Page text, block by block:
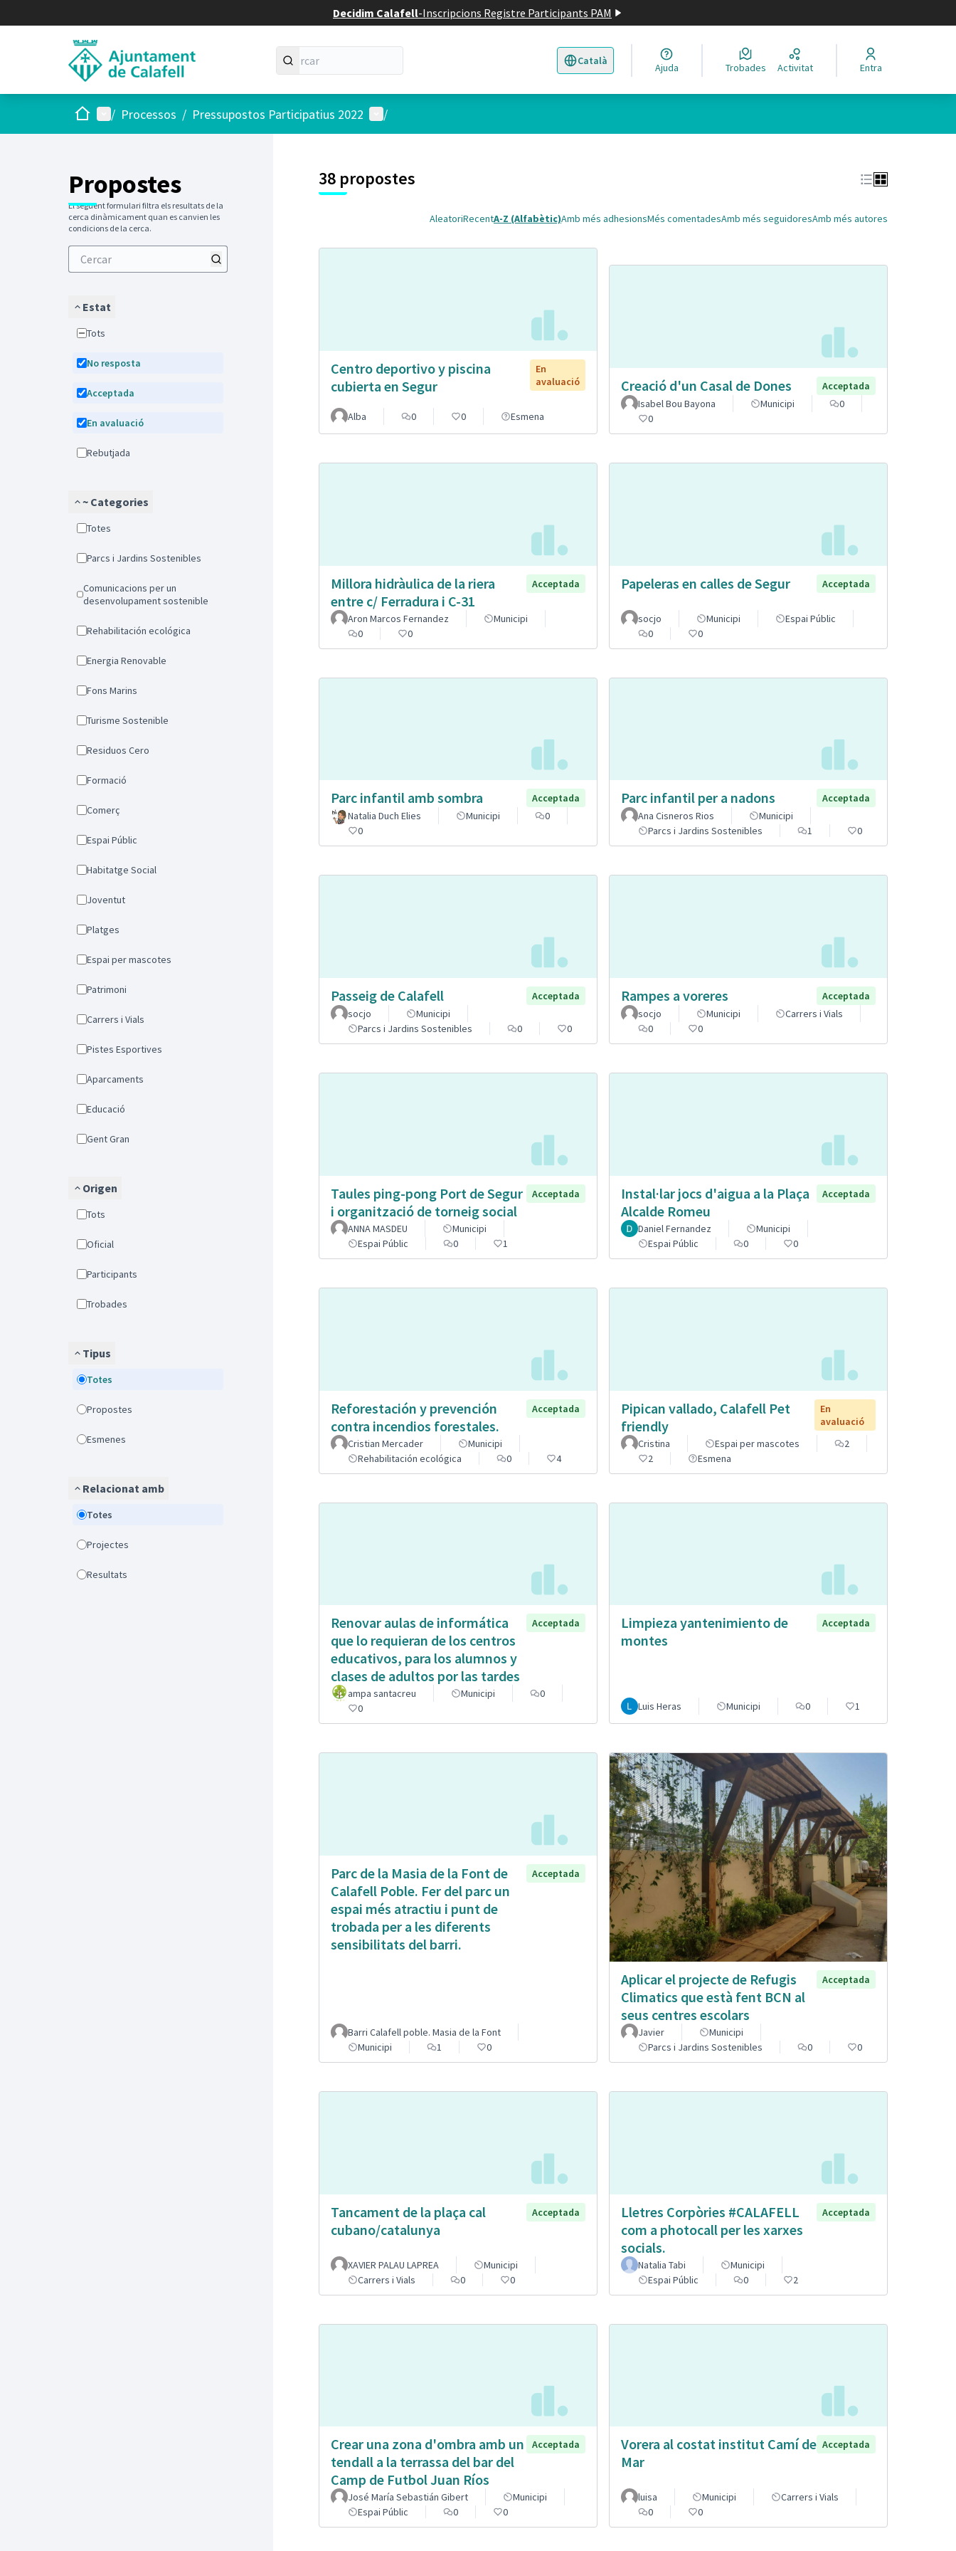
Decidim Calafell-Inscripcions Registre Participants PAM
Català
Triar la llengua Elegir el idioma
Ajuda Trobades Activitat Entra
Inici Menú principal
/ Processos / Pressupostos Participatius 2022 Menú d'usuari
/
Propostes
El següent formulari filtra els resultats de la
cerca dinàmicament quan es canvien les
condicions de la cerca.
Estat
Tots
No resposta
Acceptada
En avaluació
Rebutjada
~ Categories
Totes
Parcs i Jardins Sostenibles
Comunicacions per un
desenvolupament sostenible
Rehabilitación ecológica
Energia Renovable
Fons Marins
Turisme Sostenible
Residuos Cero
Formació
Comerç
Espai Públic
Habitatge Social
Joventut
Platges
Espai per mascotes
Patrimoni
Carrers i Vials
Pistes Esportives
Aparcaments
Educació
Gent Gran
Origen
Tots
Oficial
Participants
Trobades
Tipus
Totes
Propostes
Esmenes
Relacionat amb
Totes
Projectes
Resultats
38 propostes
AleatoriRecentA-Z (Alfabètic)Amb més adhesionsMés comentadesAmb més seguidoresAmb més autores
Centro deportivo y piscina
cubierta en Segur
En
avaluació
Alba 0 0 Esmena
Creació d'un Casal de Dones
Acceptada
Isabel Bou Bayona
Municipi
0
0
Millora hidràulica de la riera
entre c/ Ferradura i C-31
Acceptada
Aron Marcos Fernandez
Municipi
0
0
Papeleras en calles de Segur Acceptada
socjo Municipi
Espai Públic
0
0
Parc infantil amb sombra
Acceptada
Natalia Duch Elies
Municipi
0
0
Parc infantil per a nadons
Acceptada
Ana Cisneros Rios
Municipi
Parcs i Jardins Sostenibles
1 0
Passeig de Calafell
Acceptada
socjo
Municipi
Parcs i Jardins Sostenibles
0 0
Rampes a voreres
Acceptada
socjo
Municipi
Carrers i Vials
0
0
Taules ping-pong Port de Segur
i organització de torneig social
Acceptada
ANNA MASDEU
Municipi
Espai Públic
0 1
Instal·lar jocs d'aigua a la Plaça
Alcalde Romeu
Acceptada
Daniel Fernandez
Municipi
Espai Públic
0 0
Reforestación y prevención
contra incendios forestales.
Acceptada
Cristian Mercader
Municipi
Rehabilitación ecológica
0 4
Pipican vallado, Calafell Pet
friendly
En
avaluació
Cristina
Espai per mascotes
2
2
Esmena
Renovar aulas de informática
que lo requieran de los centros
educativos, para los alumnos y
clases de adultos por las tardes
Acceptada
ampa santacreu Municipi
0
0
Limpieza yantenimiento de
montes
Acceptada
Luis Heras Municipi 0 1
Parc de la Masia de la Font de
Calafell Poble. Fer del parc un
espai més atractiu i punt de
trobada per a les diferents
sensibilitats del barri.
Acceptada
Barri Calafell poble. Masia de la Font
Municipi
1 0
Aplicar el projecte de Refugis
Climatics que està fent BCN al
seus centres escolars
Acceptada
Javier
Municipi
Parcs i Jardins Sostenibles
0 0
Tancament de la plaça cal
cubano/catalunya
Acceptada
XAVIER PALAU LAPREA
Municipi
Carrers i Vials
0 0
Lletres Corpòries #CALAFELL
com a photocall per les xarxes
socials.
Acceptada
Natalia Tabi
Municipi
Espai Públic
0 2
Crear una zona d'ombra amb un
tendall a la terrassa del bar del
Camp de Futbol Juan Ríos
Acceptada
José María Sebastián Gibert
Municipi
Espai Públic
0 0
Vorera al costat institut Camí de
Mar
Acceptada
luisa Municipi
Carrers i Vials
0
0